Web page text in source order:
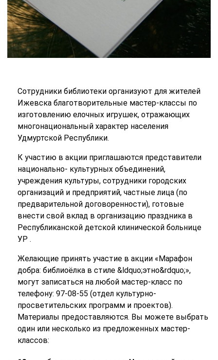
Сотрудники библиотеки организуют для жителей
Ижевска благотворительные мастер-классы по
изготовлению елочных игрушек, отражающих
многонациональный характер населения
Удмуртской Республики.
К участию в акции приглашаются представители
национально- культурных объединений,
учреждения культуры, сотрудники городских
организаций и предприятий, частные лица (по
предварительной договоренности), готовые
внести свой вклад в организацию праздника в
Республиканской детской клинической больнице
УР .
Желающие принять участие в акции «Марафон
добра: библиоёлка в стиле &ldquo;этно&rdquo;»,
могут записаться на любой мастер-класс по
телефону: 97-08-55 (отдел культурно-
просветительских программ и проектов).
Материалы предоставляются. Вы можете выбрать
один или несколько из предложенных мастер-
классов: